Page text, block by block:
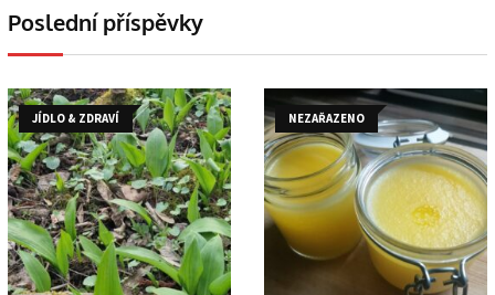
Poslední příspěvky
JÍDLO & ZDRAVÍ NEZAŘAZENO